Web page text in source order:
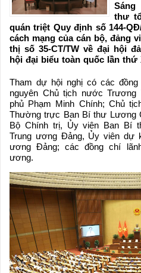
thư
quán triệt Quy định số 144-
cách mạng của cán bộ, đảng
thị số 35-CT/TW về đại hội
hội đại biểu toàn quốc lần thứ
Tham dự hội nghị có các
nguyên Chủ tịch nước
phủ Phạm Minh Chính; Chủ
Thường trực Ban Bí thư Lương
Bộ Chính trị, Ủy viên Ban Bí
Trung ương Đảng, Ủy viên dự
ương Đảng; các đồng chí
ương.